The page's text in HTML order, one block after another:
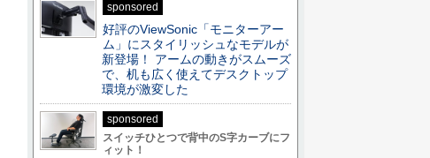
sponsored
好評のViewSonic「モニターアー
ム」にスタイリッシュなモデルが
新登場！ アームの動きがスムーズ
で、机も広く使えてデスクトップ
環境が激変した
sponsored
スイッチひとつで背中のS字カーブにフ
ィット！